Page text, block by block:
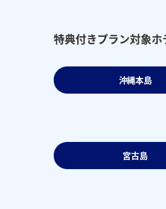
特典付きプラン対象ホ
沖縄本島
宮古島